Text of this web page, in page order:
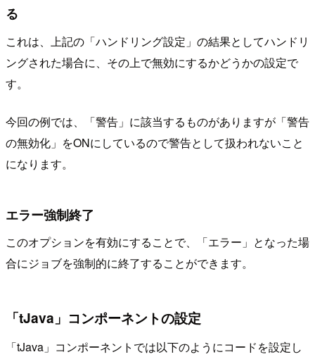
る
これは、上記の「ハンドリング設定」の結果としてハンドリ
ングされた場合に、その上で無効にするかどうかの設定で
す。
今回の例では、「警告」に該当するものがありますが「警告
の無効化」をONにしているので警告として扱われないこと
になります。
エラー強制終了
このオプションを有効にすることで、「エラー」となった場
合にジョブを強制的に終了することができます。
「tJava」コンポーネントの設定
「tJava」コンポーネントでは以下のようにコードを設定し